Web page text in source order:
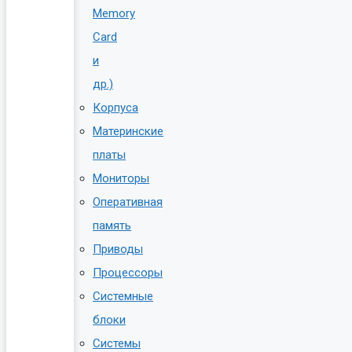
Memory
Card
и
др.)
Корпуса
Материнские
платы
Мониторы
Оперативная
память
Приводы
Процессоры
Системные
блоки
Системы